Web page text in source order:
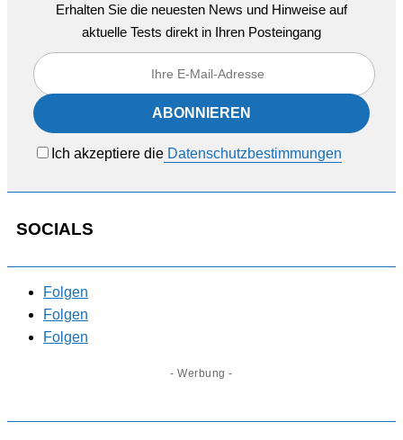
Erhalten Sie die neuesten News und Hinweise auf
aktuelle Tests direkt in Ihren Posteingang
Ich akzeptiere die Datenschutzbestimmungen
SOCIALS
Folgen
Folgen
Folgen
- Werbung -